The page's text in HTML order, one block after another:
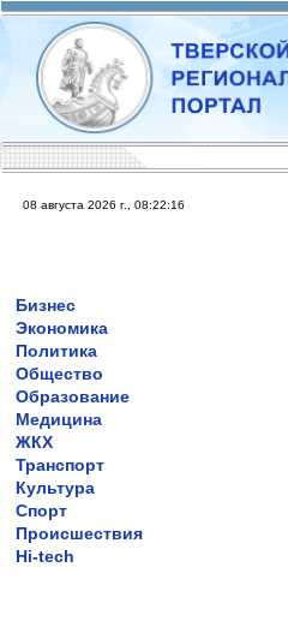
08 августа 2026 г., 08:22:16
Бизнес
Экономика
Политика
Общество
Образование
Медицина
ЖКХ
Транспорт
Культура
Спорт
Происшествия
Hi-tech